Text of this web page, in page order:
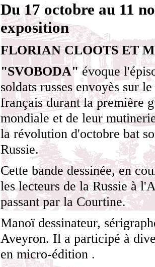
Du 17 octobre au 11
exposition
FLORIAN CLOOTS ET
"SVOBODA"évoque
soldats russes envoyès sur
français durant la première
mondiale et de leur
la révolution d'octobre bat
Russie.
Cette bande dessinée, en
les lecteurs de la Russie à
passant par la Courtine.
Manoï dessinateur,
Aveyron. Il a participé à
en micro-édition .